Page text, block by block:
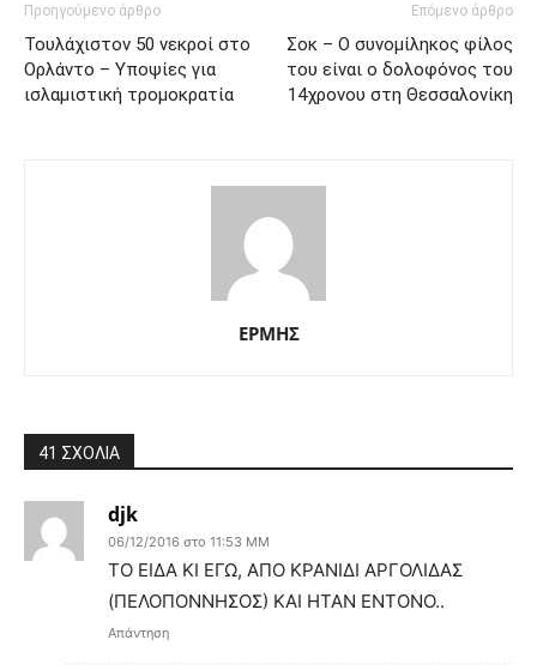
Προηγούμενο άρθρο
Τουλάχιστον 50 νεκροί στο
Ορλάντο – Υποψίες για
ισλαμιστική τρομοκρατία
Επόμενο άρθρο
Σοκ – Ο συνομίληκος φίλος
του είναι ο δολοφόνος του
14χρονου στη Θεσσαλονίκη
ΕΡΜΗΣ
41 ΣΧΟΛΙΑ
djk
06/12/2016 στο 11:53 ΜΜ
ΤΟ ΕΙΔΑ ΚΙ ΕΓΩ, ΑΠΟ ΚΡΑΝΙΔΙ ΑΡΓΟΛΙΔΑΣ
(ΠΕΛΟΠΟΝΝΗΣΟΣ) ΚΑΙ ΗΤΑΝ ΕΝΤΟΝΟ..
Απάντηση